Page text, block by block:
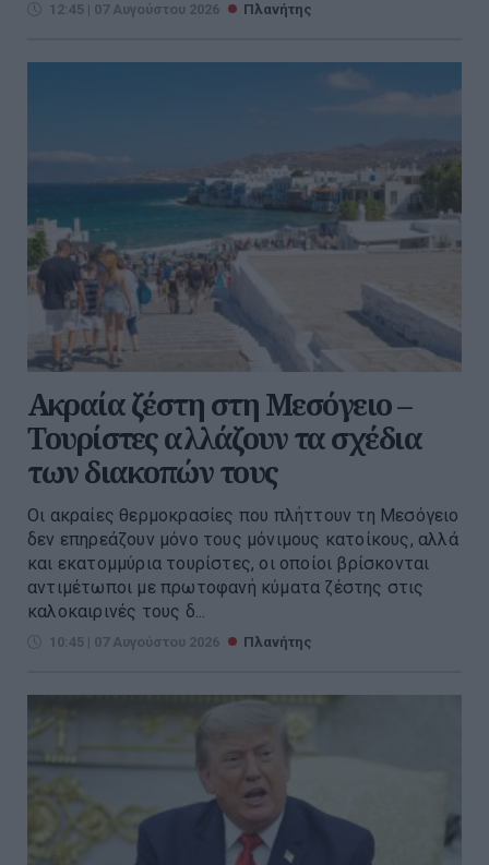
12:45 | 07 Αυγούστου 2026 Πλανήτης
Ακραία ζέστη στη Μεσόγειο –
Τουρίστες αλλάζουν τα σχέδια
των διακοπών τους
Οι ακραίες θερμοκρασίες που πλήττουν τη Μεσόγειο
δεν επηρεάζουν μόνο τους μόνιμους κατοίκους, αλλά
και εκατομμύρια τουρίστες, οι οποίοι βρίσκονται
αντιμέτωποι με πρωτοφανή κύματα ζέστης στις
καλοκαιρινές τους δ...
10:45 | 07 Αυγούστου 2026 Πλανήτης